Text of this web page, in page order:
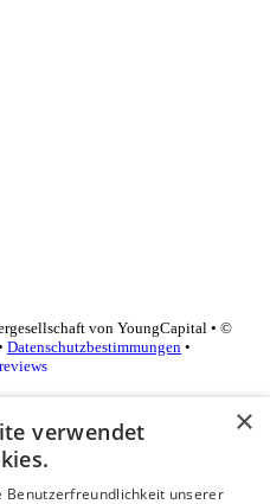
von YoungCapital • ©
Datenschutzbestimmungen •
×
verwendet
Benutzerfreundlichkeit unserer